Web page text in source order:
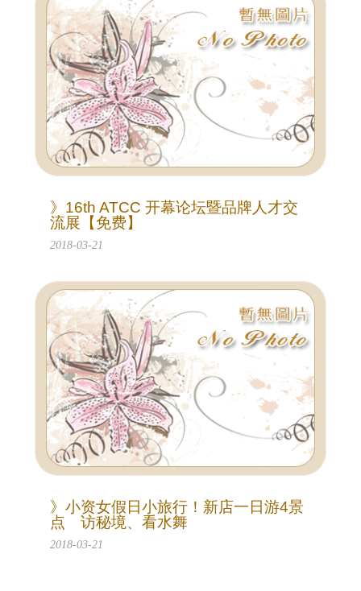
》16th ATCC 开幕论坛暨品牌人才交
流展【免费】
2018-03-21
》小资女假日小旅行！新店一日游4景
点 访秘境、看水舞
2018-03-21